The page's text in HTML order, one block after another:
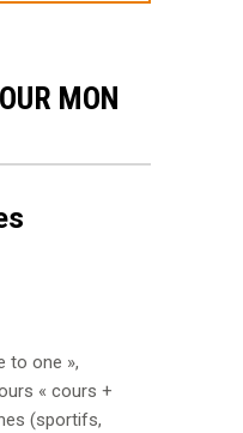
SALON
MON
to one »,
« cours +
(sportifs,